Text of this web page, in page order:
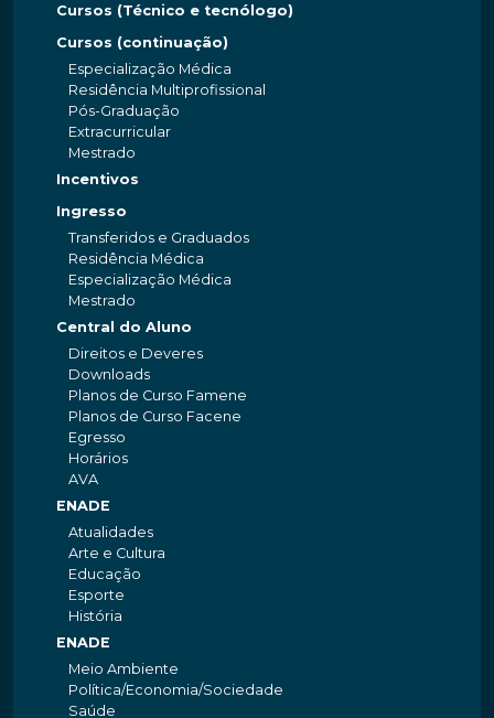
Cursos (Técnico e tecnólogo)
Cursos (continuação)
Especialização Médica
Residência Multiprofissional
Pós-Graduação
Extracurricular
Mestrado
Incentivos
Ingresso
Transferidos e Graduados
Residência Médica
Especialização Médica
Mestrado
Central do Aluno
Direitos e Deveres
Downloads
Planos de Curso Famene
Planos de Curso Facene
Egresso
Horários
AVA
ENADE
Atualidades
Arte e Cultura
Educação
Esporte
História
ENADE
Meio Ambiente
Política/Economia/Sociedade
Saúde